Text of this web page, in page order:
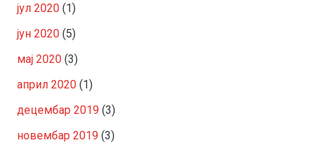
јул 2020 (1)
јун 2020 (5)
мај 2020 (3)
април 2020 (1)
децембар 2019 (3)
новембар 2019 (3)